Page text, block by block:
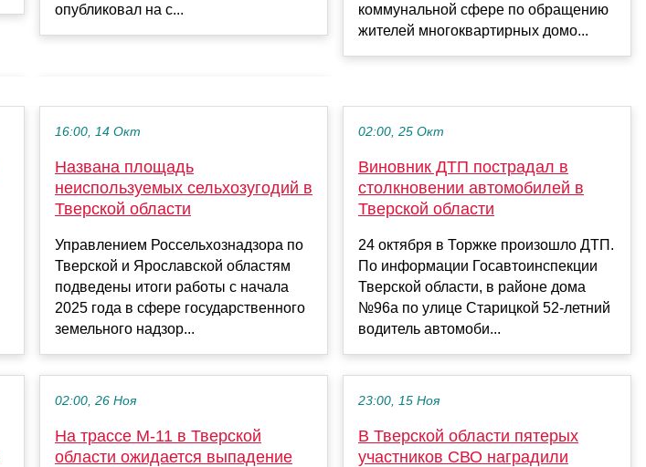
опубликовал на с...
коммунальной сфере по обращению
жителей многоквартирных домо...
16:00, 14 Окт
Названа площадь
неиспользуемых сельхозугодий в
Тверской области
Управлением Россельхознадзора по
Тверской и Ярославской областям
подведены итоги работы с начала
2025 года в сфере государственного
земельного надзор...
02:00, 26 Ноя
На трассе М-11 в Тверской
области ожидается выпадение
02:00, 25 Окт
Виновник ДТП пострадал в
столкновении автомобилей в
Тверской области
24 октября в Торжке произошло ДТП.
По информации Госавтоинспекции
Тверской области, в районе дома
№96а по улице Старицкой 52-летний
водитель автомоби...
23:00, 15 Ноя
В Тверской области пятерых
участников СВО наградили